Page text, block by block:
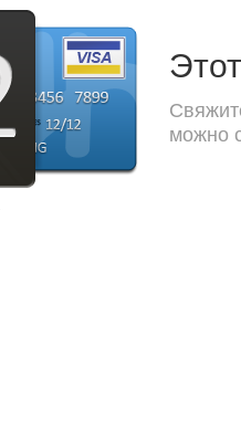
можно